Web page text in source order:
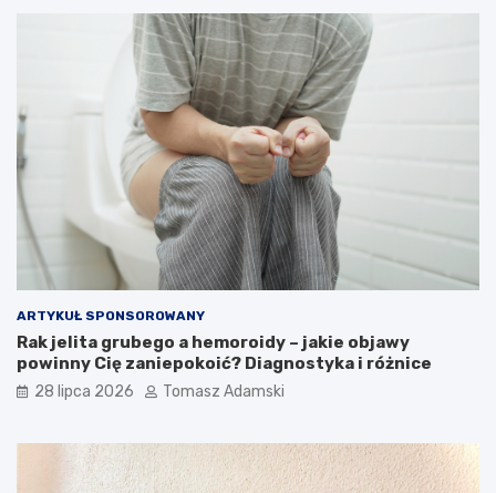
ARTYKUŁ SPONSOROWANY
Rak jelita grubego a hemoroidy – jakie objawy
powinny Cię zaniepokoić? Diagnostyka i różnice
28 lipca 2026 Tomasz Adamski